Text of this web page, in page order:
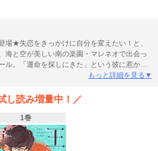
場★失恋をきっかけに自分を変えたい！と、
海と空が美しい南の楽園・マレネオで出会っ
ル。「運命を探しにきた」という彼に惹かれ
夜を共にする。残されたのは、指輪と彼の名
ジールがマレネオ国第４王位継承者……つま
★【分冊版「王子様、この恋は運命です
もっと詳細を見る▼
し読み増量中！／
1巻